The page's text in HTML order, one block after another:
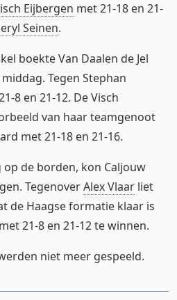
Eijbergen met 21-18 en 21-
Seinen.
boekte Van Daalen de Jel
Tegen Stephan
8 en 21-12. De Visch
van haar teamgenoot
met 21-18 en 21-16.
de borden, kon Caljouw
TegenoverAlex Vlaar liet
de Haagse formatie klaar is
21-8 en 21-12 te winnen.
niet meer gespeeld.